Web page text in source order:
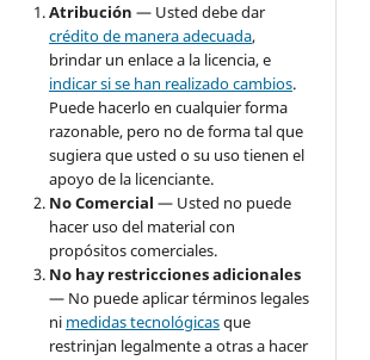
Atribución— Usted debe dar
crédito de manera adecuada,
brindar un enlace a la licencia, e
indicar si se han realizado cambios.
Puede hacerlo en cualquier forma
razonable, pero no de forma tal que
sugiera que usted o su uso tienen el
apoyo de la licenciante.
No Comercial — Usted no puede
hacer uso del material con
propósitos comerciales.
No hay restricciones adicionales
— No puede aplicar términos legales
ni medidas tecnológicasque
restrinjan legalmente a otras a hacer